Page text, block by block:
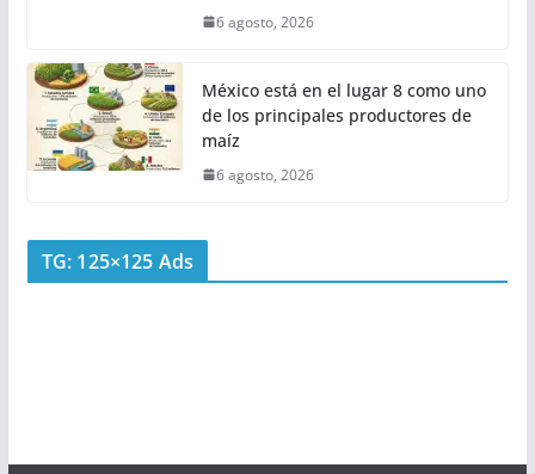
6 agosto, 2026
México está en el lugar 8 como uno
de los principales productores de
maíz
6 agosto, 2026
TG: 125×125 Ads